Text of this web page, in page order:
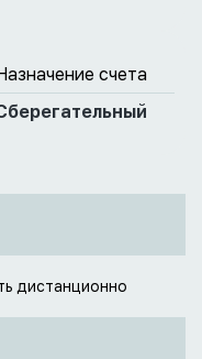
счета
дистанционно